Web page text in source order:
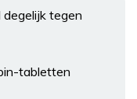
tegen
tabletten